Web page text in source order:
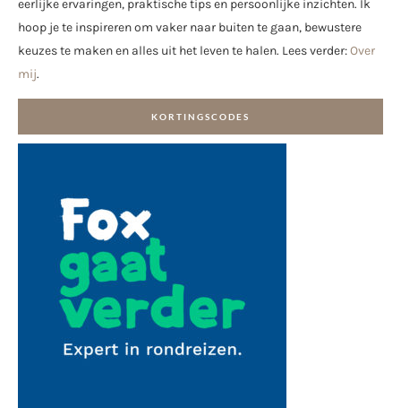
eerlijke ervaringen, praktische tips en persoonlijke inzichten. Ik
hoop je te inspireren om vaker naar buiten te gaan, bewustere
keuzes te maken en alles uit het leven te halen. Lees verder:Over
mij.
KORTINGSCODES